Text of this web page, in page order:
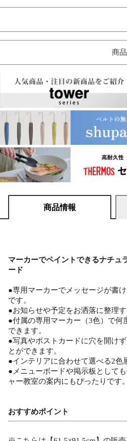
商
商品情報
マーカーでペイントできるナチュ
ード
●専用マーカーでメッセージが書
です。
●お知らせや予定をお洒落に整理す
●付属の専用マーカー（3色）で何
できます。
●写真やポストカードに穴を開け
とができます。
●インテリアに合わせて選べる2色
●メニューボードや掲示板として
ャー教室の案内にもぴったりです。
おすすめポイント